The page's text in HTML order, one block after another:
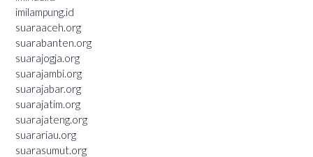
imilampung.id
suaraaceh.org
suarabanten.org
suarajogja.org
suarajambi.org
suarajabar.org
suarajatim.org
suarajateng.org
suarariau.org
suarasumut.org